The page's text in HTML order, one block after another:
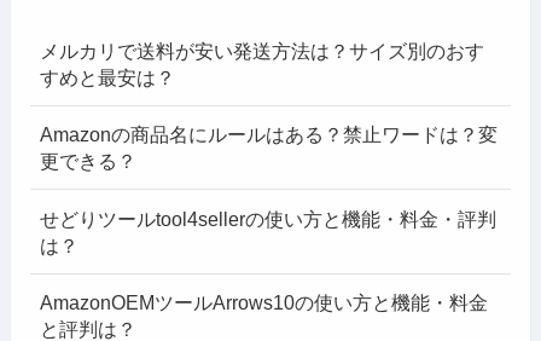
メルカリで送料が安い発送方法は？サイズ別のおす
すめと最安は？
Amazonの商品名にルールはある？禁止ワードは？変
更できる？
せどりツールtool4sellerの使い方と機能・料金・評判
は？
AmazonOEMツールArrows10の使い方と機能・料金
と評判は？